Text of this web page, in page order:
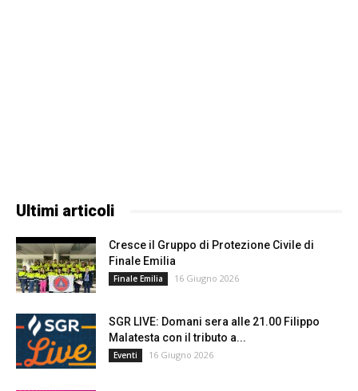
Ultimi articoli
Cresce il Gruppo di Protezione Civile di
Finale Emilia
Finale Emilia 16 Giugno 2026
SGR LIVE: Domani sera alle 21.00 Filippo
Malatesta con il tributo a...
Eventi 16 Giugno 2026